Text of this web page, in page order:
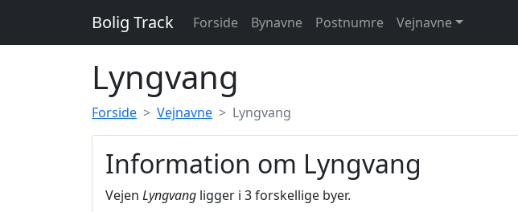
Bolig Track Forside Bynavne Postnumre Vejnavne
Lyngvang
Forside Vejnavne Lyngvang
Information om Lyngvang
Vejen Lyngvang ligger i 3 forskellige byer.